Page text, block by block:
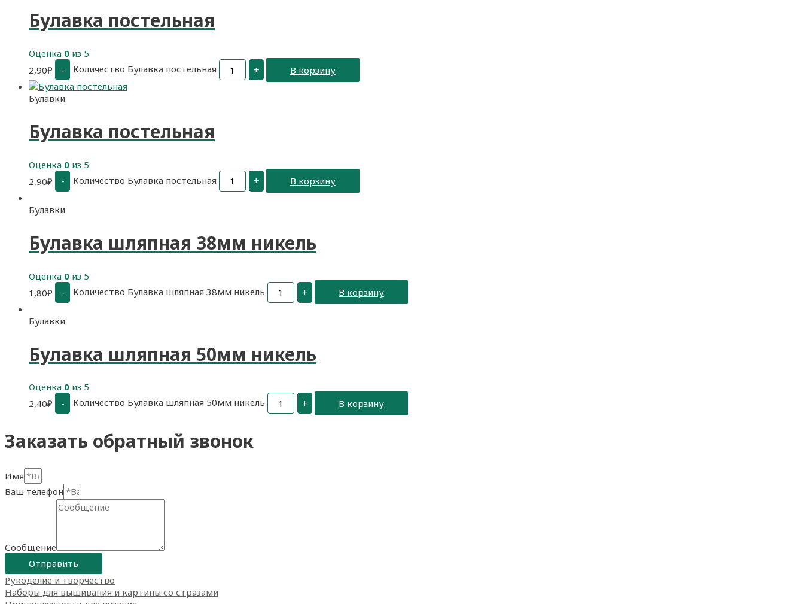
Булавка постельная
Оценка 0 из 5
2,90₽ - Количество Булавка постельная + В корзину
Булавки
Булавка постельная
Оценка 0 из 5
2,90₽ - Количество Булавка постельная + В корзину
Булавки
Булавка шляпная 38мм никель
Оценка 0 из 5
1,80₽ - Количество Булавка шляпная 38мм никель + В корзину
Булавки
Булавка шляпная 50мм никель
Оценка 0 из 5
2,40₽ - Количество Булавка шляпная 50мм никель + В корзину
Заказать обратный звонок
Имя
Ваш телефон
Сообщение
Отправить
Рукоделие и творчество
Наборы для вышивания и картины со стразами